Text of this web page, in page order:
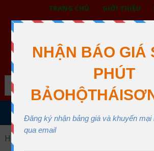
TRANG CHỦ GIỚI THIỆU
BẢO HỘ LAO ĐỘNG
XƯỞNG MAY THÁI SƠN
Search
MENU
Home